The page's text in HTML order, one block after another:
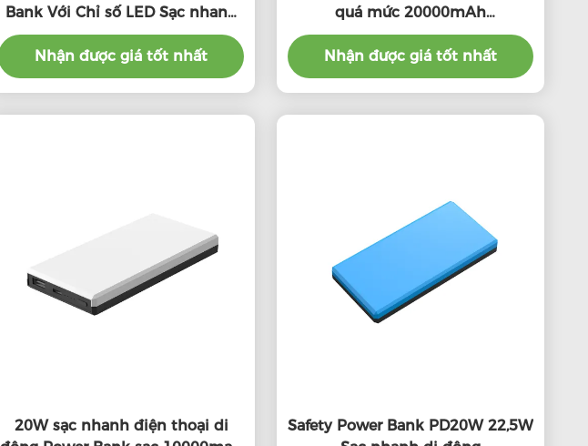
Bank Với Chỉ số LED Sạc nhanh
toàn cầu
Nhận được giá tốt nhất
quá mức 20000mAh
Smartphone Power Bank
Nhận được giá tốt nhất
20W sạc nhanh điện thoại di
Safety Power Bank PD20W 22,5W